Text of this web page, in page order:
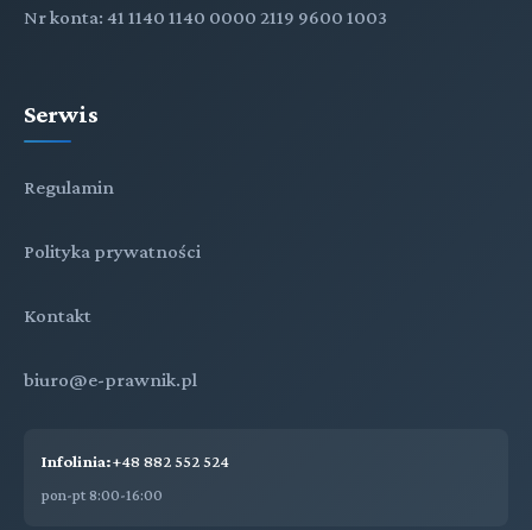
Nr konta: 41 1140 1140 0000 2119 9600 1003
Serwis
Regulamin
Polityka prywatności
Kontakt
biuro@e-prawnik.pl
Infolinia:+48 882 552 524
pon-pt 8:00-16:00